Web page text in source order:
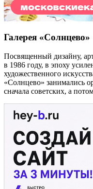
Галерея «Солнцево»
Посвященный дизайну,
в 1986 году, в эпоху
художественного
«Солнцево» занимались
сначала советских, а